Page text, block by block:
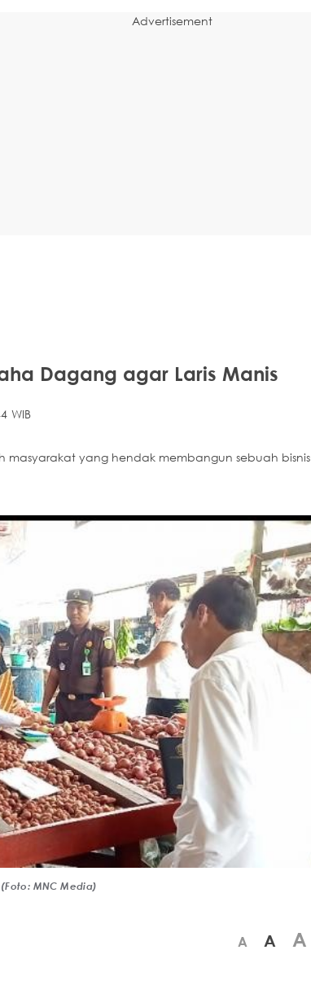
Advertisement
Dagang agar Laris Manis
WIB
masyarakat yang hendak membangun sebuah bisnis
MNC Media)
A A A